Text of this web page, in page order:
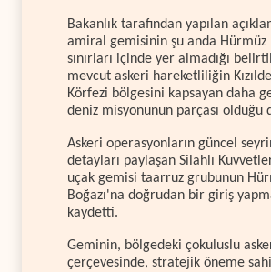
Bakanlık tarafından yapılan
amiral gemisinin şu anda Hürmüz
sınırları içinde yer almadığı
mevcut askeri hareketliliğin
Körfezi bölgesini kapsayan daha
deniz misyonunun parçası olduğu
Askeri operasyonların güncel
detayları paylaşan Silahlı
uçak gemisi taarruz grubunun
Boğazı'na doğrudan bir giriş
kaydetti.
Geminin, bölgedeki çokuluslu
çerçevesinde, stratejik öneme